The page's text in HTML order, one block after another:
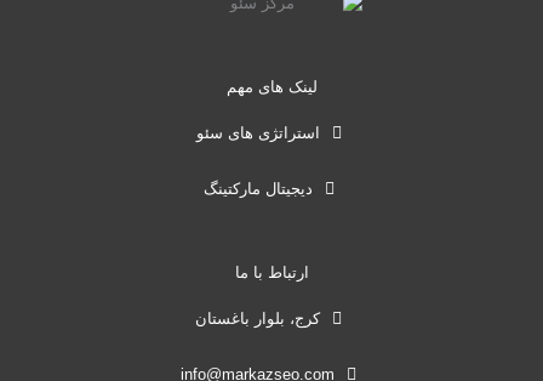
لینک های مهم
استراتژی های سئو
دیجیتال مارکتینگ
ارتباط با ما
کرج، بلوار باغستان
info@markazseo.com